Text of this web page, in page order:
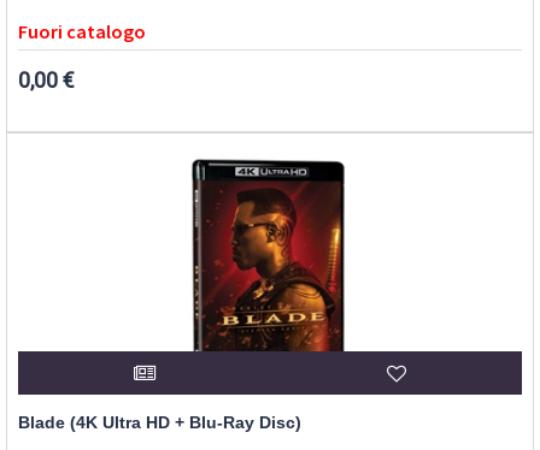
Fuori catalogo
0,00 €
Blade (4K Ultra HD + Blu-Ray Disc)